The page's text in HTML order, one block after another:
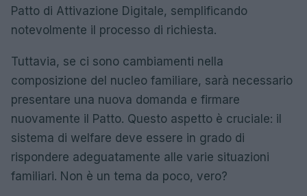
Patto di Attivazione Digitale, semplificando
notevolmente il processo di richiesta.
Tuttavia, se ci sono cambiamenti nella
composizione del nucleo familiare, sarà necessario
presentare una nuova domanda e firmare
nuovamente il Patto. Questo aspetto è cruciale: il
sistema di welfare deve essere in grado di
rispondere adeguatamente alle varie situazioni
familiari. Non è un tema da poco, vero?